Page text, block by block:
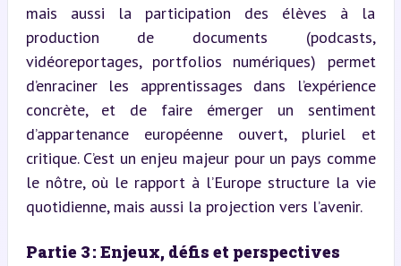
mais aussi la participation des élèves à la
production de documents (podcasts,
vidéoreportages, portfolios numériques) permet
d’enraciner les apprentissages dans l’expérience
concrète, et de faire émerger un sentiment
d’appartenance européenne ouvert, pluriel et
critique. C’est un enjeu majeur pour un pays comme
le nôtre, où le rapport à l’Europe structure la vie
quotidienne, mais aussi la projection vers l’avenir.
Partie 3 : Enjeux, défis et perspectives